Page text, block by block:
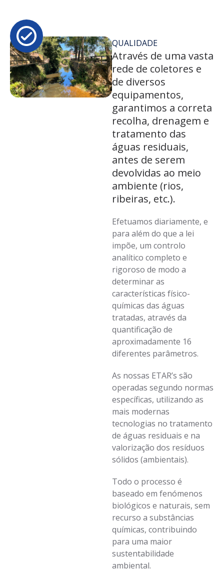
QUALIDADE
Através de uma vasta
rede de coletores e
de diversos
equipamentos,
garantimos a correta
recolha, drenagem e
tratamento das
águas residuais,
antes de serem
devolvidas ao meio
ambiente (rios,
ribeiras, etc.).
Efetuamos diariamente, e
para além do que a lei
impõe, um controlo
analítico completo e
rigoroso de modo a
determinar as
características físico-
químicas das águas
tratadas, através da
quantificação de
aproximadamente 16
diferentes parâmetros.
As nossas ETAR’s são
operadas segundo normas
específicas, utilizando as
mais modernas
tecnologias no tratamento
de águas residuais e na
valorização dos resíduos
sólidos (ambientais).
Todo o processo é
baseado em fenómenos
biológicos e naturais, sem
recurso a substâncias
químicas, contribuindo
para uma maior
sustentabilidade
ambiental.